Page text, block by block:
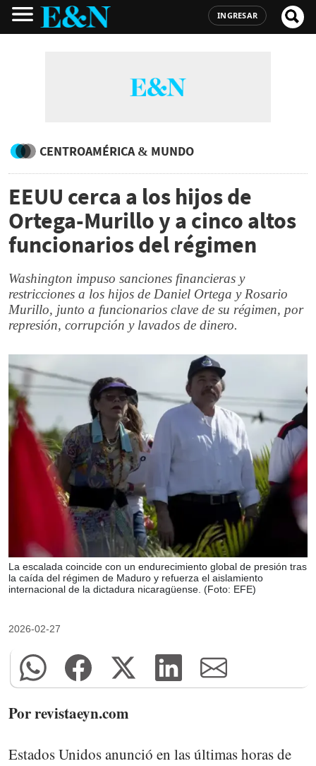
INGRESAR
CENTROAMÉRICA & MUNDO
EEUU cerca a los hijos de
Ortega-Murillo y a cinco altos
funcionarios del régimen
Washington impuso sanciones financieras y
restricciones a los hijos de Daniel Ortega y Rosario
Murillo, junto a funcionarios clave de su régimen, por
represión, corrupción y lavados de dinero.
La escalada coincide con un endurecimiento global de presión tras
la caída del régimen de Maduro y refuerza el aislamiento
internacional de la dictadura nicaragüense. (Foto: EFE)
2026-02-27
Por revistaeyn.com
Estados Unidos anunció en las últimas horas de